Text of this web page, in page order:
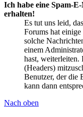
Ich habe eine Spam-
erhalten!
Es tut uns leid,
Forums hat
solche
einem
hast, weiterleiten.
(Headers)
Benutzer, der die
kann dann
Nach oben